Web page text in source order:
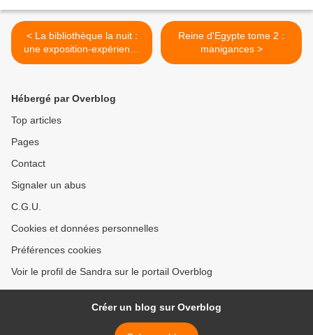
< La bibliothèque la nuit :
une exposition-expérience
envoûtante
Reine d'Egypte tome 2 :
manigances >
Hébergé par Overblog
Top articles
Pages
Contact
Signaler un abus
C.G.U.
Cookies et données personnelles
Préférences cookies
Voir le profil de Sandra sur le portail Overblog
Créer un blog sur Overblog